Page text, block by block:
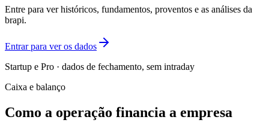
Entre para ver históricos, fundamentos, proventos e as análises da
brapi.
Entrar para ver os dados
Startup e Pro · dados de fechamento, sem intraday
Caixa e balanço
Como a operação financia a empresa